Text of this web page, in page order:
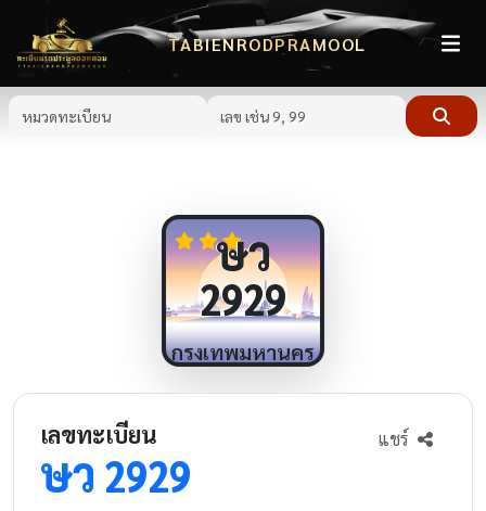
TABIENRODPRAMOOL
ษว
2929
กรุงเทพมหานคร
เลขทะเบียน
ษว 2929
แชร์